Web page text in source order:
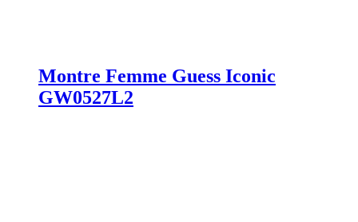
Montre Femme Guess Iconic
GW0527L2